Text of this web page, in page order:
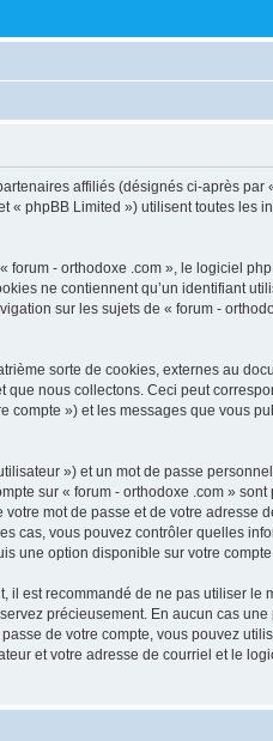
affiliés (désignés ci-après par
phpBB Limited ») utilisent toutes les
- orthodoxe .com », le logiciel
ne contiennent qu’un identifiant
sur les sujets de « forum -
sorte de cookies, externes au
nous collectons. Ceci peut
compte ») et les messages que vous
») et un mot de passe
sur « forum - orthodoxe .com »
mot de passe et de votre
cas, vous pouvez contrôler quelles
une option disponible sur votre
est recommandé de ne pas utiliser
précieusement. En aucun cas
de votre compte, vous pouvez
et votre adresse de courriel et le